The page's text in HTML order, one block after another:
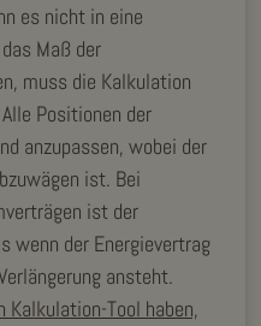
es nicht in eine
Maß der
muss die Kalkulation
Positionen der
anzupassen, wobei der
ist. Bei
ist der
wenn der Energievertrag
ansteht.
Kalkulation-Tool haben,